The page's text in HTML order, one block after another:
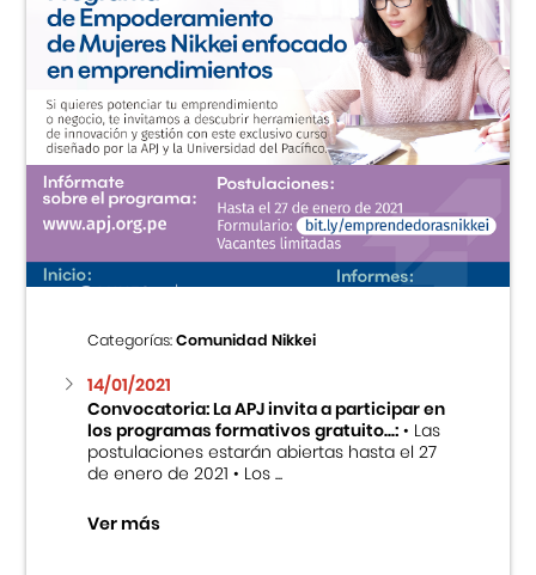
Categorías:Comunidad Nikkei
14/01/2021
Convocatoria: La APJ invita a participar en
los programas formativos gratuito...:• Las
postulaciones estarán abiertas hasta el 27
de enero de 2021 • Los ...
Ver más